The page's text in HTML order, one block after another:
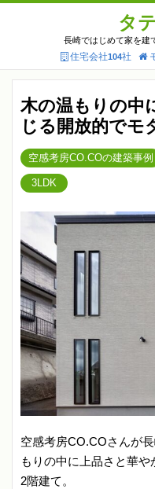
タ
長崎ではじめて家を建
住宅会社104社
木の温もりの中
じる開放的でモ
空感考房CO.COの建築事例
3LDK
空感考房CO.COさんが
もりの中に上品さと華
2階建て。